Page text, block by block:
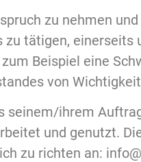
zu nehmen
tätigen, einerseits
Beispiel eine
von
seinem/ihrem
und genutzt.
zu richten an: